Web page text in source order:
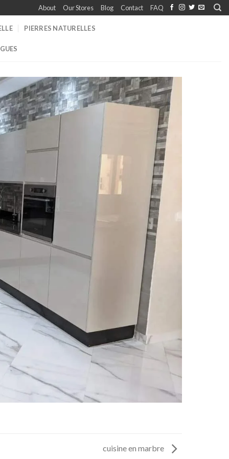
About Our Stores Blog Contact FAQ
PIERRES NATURELLES
cuisine en marbre